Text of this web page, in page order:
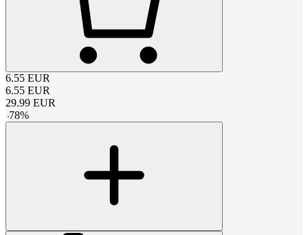
6.55 EUR
6.55 EUR
29.99 EUR
-78%